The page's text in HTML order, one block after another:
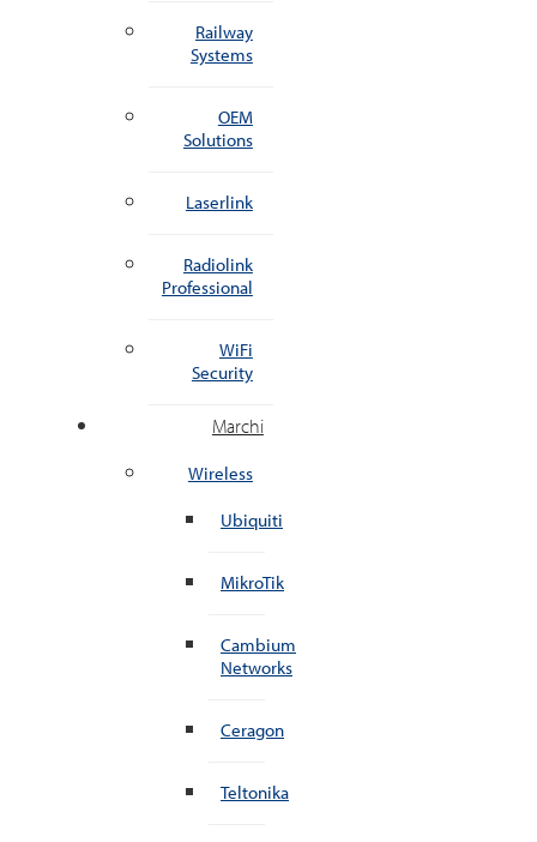
Railway
Systems
OEM
Solutions
Laserlink
Radiolink
Professional
WiFi
Security
Marchi
Wireless
Ubiquiti
MikroTik
Cambium
Networks
Ceragon
Teltonika